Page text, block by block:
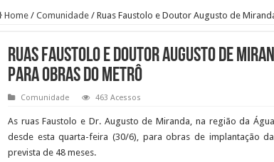
Home / Comunidade / Ruas Faustolo e Doutor Augusto de
Ruas Faustolo e Doutor Augusto de
para obras do Metrô
Comunidade 463 Acessos
As ruas Faustolo e Dr. Augusto de Miranda, na região da
desde esta quarta-feira (30/6), para obras de implantação
prevista de 48 meses.